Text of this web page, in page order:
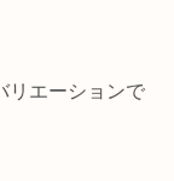
リエーションで